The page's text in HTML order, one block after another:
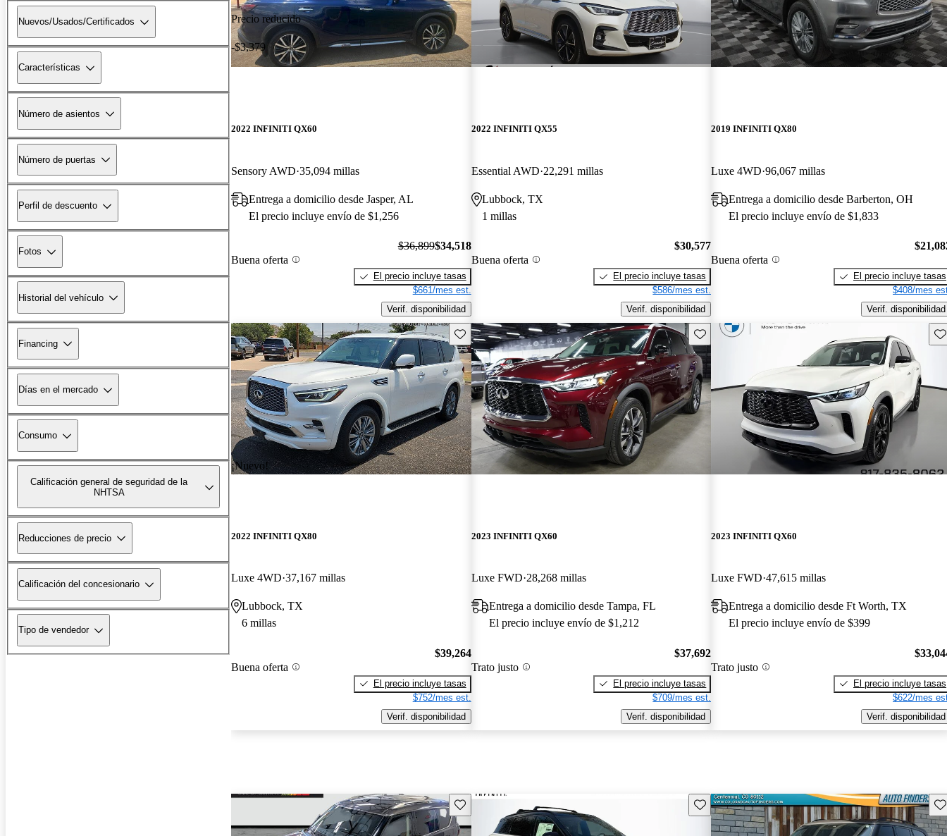
Nuevos/Usados/Certificados
Características
Número de asientos
Número de puertas
Perfil de descuento
Fotos
Historial del vehículo
Financing
Días en el mercado
Consumo
Calificación general de seguridad de la
NHTSA
Reducciones de precio
Calificación del concesionario
Tipo de vendedor
Precio reducido
-$3,379
2022 INFINITI QX60
Sensory AWD 35,094 millas
Entrega a domicilio desde Jasper, AL
El precio incluye envío de $1,256
Buena oferta
$36,899$34,518
El precio incluye tasas
$661/mes est.
Verif. disponibilidad
2022 INFINITI QX55
Essential AWD 22,291 millas
Lubbock, TX
1 millas
Buena oferta
$30,577
El precio incluye tasas
$586/mes est.
Verif. disponibilidad
2019 INFINITI QX80
Luxe 4WD 96,067 millas
Entrega a domicilio desde Barberton, OH
El precio incluye envío de $1,833
Buena oferta
El precio incluye tasas
$408/mes
Verif. disponibilidad
¡Nuevo!
Guarda este Aviso
2022 INFINITI QX80
Luxe 4WD 37,167 millas
Lubbock, TX
6 millas
Buena oferta
$39,264
El precio incluye tasas
$752/mes est.
Verif. disponibilidad
Guarda este Aviso
2023 INFINITI QX60
Luxe FWD 28,268 millas
Entrega a domicilio desde Tampa, FL
El precio incluye envío de $1,212
Trato justo
$37,692
El precio incluye tasas
$709/mes est.
Verif. disponibilidad
2023 INFINITI QX60
Luxe FWD 47,615 millas
Entrega a domicilio desde Ft Worth, TX
El precio incluye envío de $399
Trato justo
El precio incluye tasas
$622/mes
Verif. disponibilidad
Guarda este Aviso Guarda este Aviso